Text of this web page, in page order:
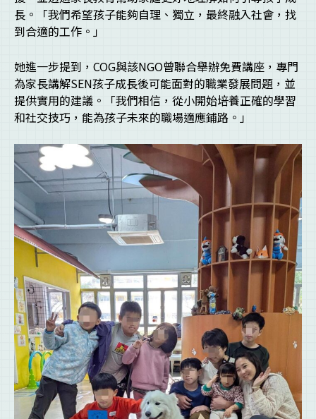
長。「我們希望孩子能夠自理、獨立，最終融入社會，找
到合適的工作。」
她進一步提到，COG與該NGO曾聯合舉辦免費講座，專門
為家長講解SEN孩子成長後可能面對的職業發展問題，並
提供實用的建議。「我們相信，從小開始培養正確的學習
和社交技巧，能為孩子未來的職場適應鋪路。」